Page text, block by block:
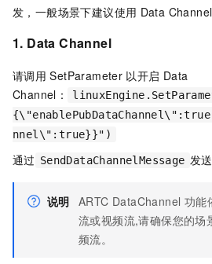
发，一般场景下建议使用 Data Channel
1. Data Channel
请调用 SetParameter 以开启 Data
Channel：
nnel\":true}}")
通过 SendDataChannelMessage 发
说明 ARTC DataChannel 功能
流或视频流,请确保您的场
频流。